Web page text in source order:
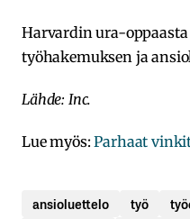
Harvardin ura-
työhakemuksen ja
Lähde: Inc.
Lue myös:Parhaat
ansioluettelo työ